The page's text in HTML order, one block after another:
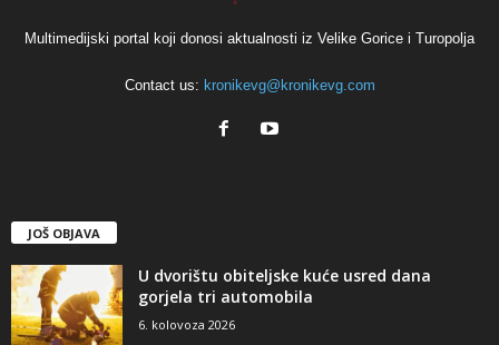
Multimedijski portal koji donosi aktualnosti iz Velike Gorice i Turopolja
Contact us: kronikevg@kronikevg.com
JOŠ OBJAVA
U dvorištu obiteljske kuće usred dana
gorjela tri automobila
6. kolovoza 2026